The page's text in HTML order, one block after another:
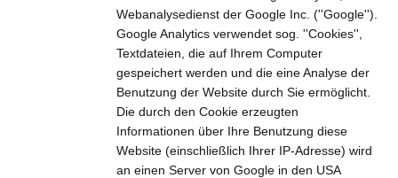
Webanalysedienst der Google Inc. (''Google'').
Google Analytics verwendet sog. ''Cookies'',
Textdateien, die auf Ihrem Computer
gespeichert werden und die eine Analyse der
Benutzung der Website durch Sie ermöglicht.
Die durch den Cookie erzeugten
Informationen über Ihre Benutzung diese
Website (einschließlich Ihrer IP-Adresse) wird
an einen Server von Google in den USA